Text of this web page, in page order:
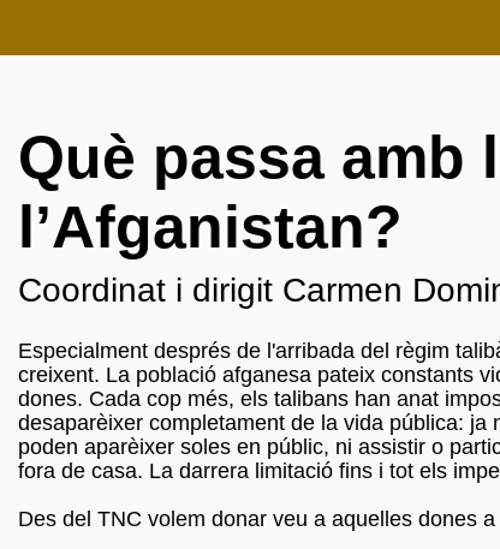
Què passa amb
l’Afganistan?
Coordinat i dirigit Carmen
Especialment després de l'arribada del règim
creixent. La població afganesa pateix constants
dones. Cada cop més, els talibans han anat
desaparèixer completament de la vida pública:
poden aparèixer soles en públic, ni assistir o
fora de casa. La darrera limitació fins i tot els
Des del TNC volem donar veu a aquelles dones